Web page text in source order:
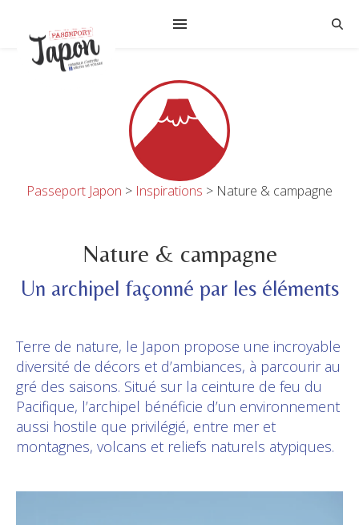
Passeport Japon > Inspirations > Nature & campagne
Nature & campagne
Un archipel façonné par les éléments
Terre de nature, le Japon propose une incroyable
diversité de décors et d’ambiances, à parcourir au
gré des saisons. Situé sur la ceinture de feu du
Pacifique, l’archipel bénéficie d’un environnement
aussi hostile que privilégié, entre mer et
montagnes, volcans et reliefs naturels atypiques.